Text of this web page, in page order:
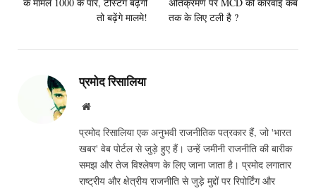
के मामले 1000 के पार, टेस्टिंग बढ़ेगी
तो बढ़ेंगे मालमे!
अतिक्रमण पर MCD की कार्रवाई कब
तक के लिए टली है ?
प्रमोद रिसालिया
Website
प्रमोद रिसालिया एक अनुभवी राजनीतिक पत्रकार हैं, जो 'भारत
खबर' वेब पोर्टल से जुड़े हुए हैं। उन्हें जमीनी राजनीति की बारीक
समझ और तेज विश्लेषण के लिए जाना जाता है। प्रमोद लगातार
राष्ट्रीय और क्षेत्रीय राजनीति से जुड़े मुद्दों पर रिपोर्टिंग और